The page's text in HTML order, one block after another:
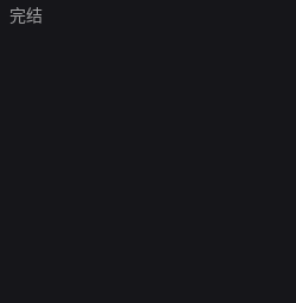
黄渤
完结